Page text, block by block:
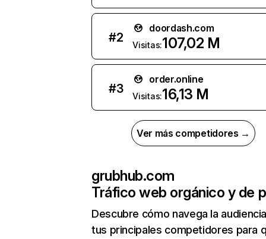
#2
doordash.com
Visitas:107,02 M
#3
order.online
Visitas:16,13 M
Ver más competidores →
grubhub.com
Tráfico web orgánico y de
Descubre cómo navega la
tus principales competidores para